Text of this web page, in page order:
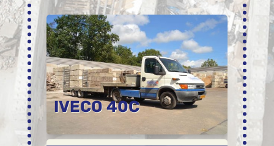
IVECO 40C